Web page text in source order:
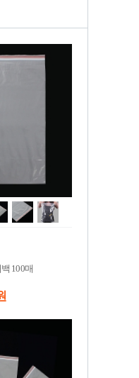
100매